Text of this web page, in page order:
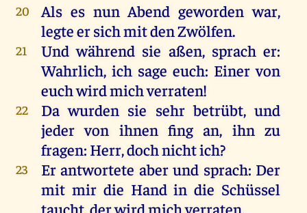
20 Als es nun Abend geworden war,
legteersichmitdenZwölfen.
21 Undwährend sie aßen, sprach er:
Wahrlich, ich sage euch: Einer von
euchwirdmichverraten!
22 Da wurden sie sehr betrübt,und
jeder von ihnen fing an, ihn zu
fragen: Herr,dochnichtich?
23 Er antwortete aber und sprach: Der
mit mir die Hand in die Schüssel
taucht,derwirdmichverraten.